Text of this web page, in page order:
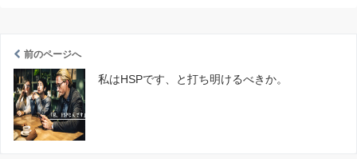
前のページへ
私はHSPです、と打ち明けるべきか。